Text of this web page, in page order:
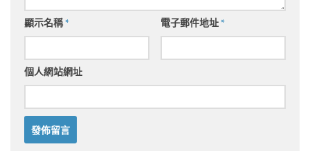
顯示名稱* 電子郵件地址*
個人網站網址